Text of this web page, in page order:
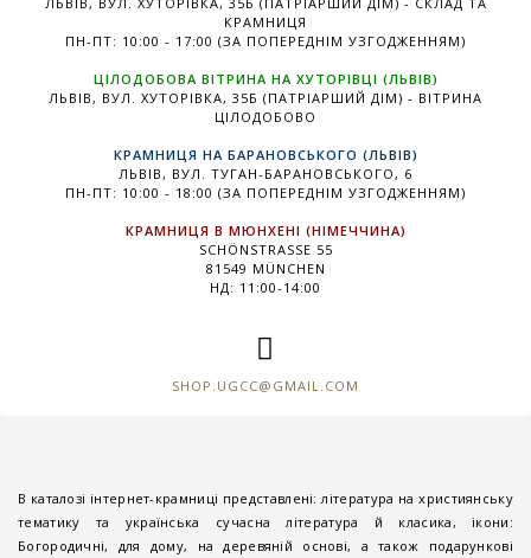
КРАМНИЦЯ
ПН-ПТ: 10:00 - 17:00 (ЗА ПОПЕРЕДНІМ УЗГОДЖЕННЯМ)
ЦІЛОДОБОВА ВІТРИНА НА ХУТОРІВЦІ (ЛЬВІВ)
ЛЬВІВ, ВУЛ. ХУТОРІВКА, 35Б (ПАТРІАРШИЙ ДІМ) - ВІТРИНА
ЦІЛОДОБОВО
КРАМНИЦЯ НА БАРАНОВСЬКОГО (ЛЬВІВ)
ЛЬВІВ, ВУЛ. ТУГАН-БАРАНОВСЬКОГО, 6
ПН-ПТ: 10:00 - 18:00 (ЗА ПОПЕРЕДНІМ УЗГОДЖЕННЯМ)
КРАМНИЦЯ В МЮНХЕНІ (НІМЕЧЧИНА)
SCHÖNSTRASSE 55
81549 MÜNCHEN
НД: 11:00-14:00
SHOP.UGCC@GMAIL.COM
В каталозі інтернет-крамниці представлені: література на християнську
тематику та українська сучасна література й класика, ікони:
Богородичні, для дому, на деревяній основі, а також подарункові